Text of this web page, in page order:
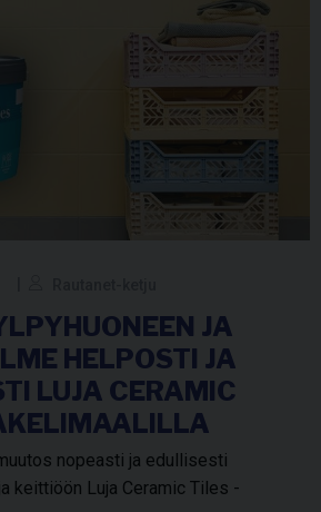
JA
HELPOSTI JA
LUJA CERAMIC
nopeasti ja edullisesti
keittiöön Luja Ceramic Tiles -